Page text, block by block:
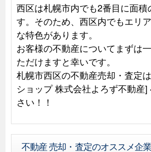
西区は札幌市内でも2番目に面積
す。そのため、西区内でもエリ
な特色があります。
お客様の不動産についてまずは
ただけますと幸いです。
札幌市西区の不動産売却・査定
ショップ 株式会社よろず不動産
さい！！
不動産 売却・査定のオススメ企